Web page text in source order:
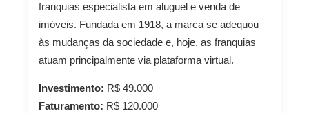
franquias especialista em aluguel e venda de
imóveis. Fundada em 1918, a marca se adequou
às mudanças da sociedade e, hoje, as franquias
atuam principalmente via plataforma virtual.
Investimento: R$ 49.000
Faturamento: R$ 120.000